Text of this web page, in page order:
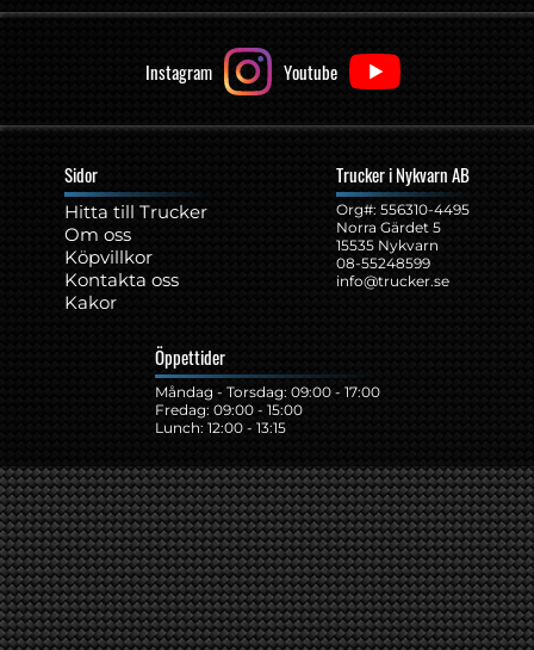
Instagram Youtube
Sidor
Hitta till Trucker
Om oss
Köpvillkor
Kontakta oss
Kakor
Trucker i Nykvarn AB
Org#: ‍556310-4495
Norra Gärdet 5
15535 Nykvarn
08-55248599
info@trucker.se
Öppettider
Måndag - Torsdag: 09:00 - 17:00
Fredag: 09:00 - 15:00
Lunch: 12:00 - 13:15